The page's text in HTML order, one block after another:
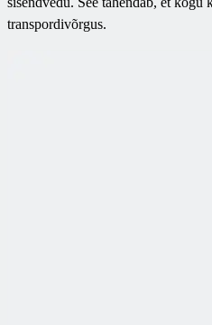
transpordivõrgus.